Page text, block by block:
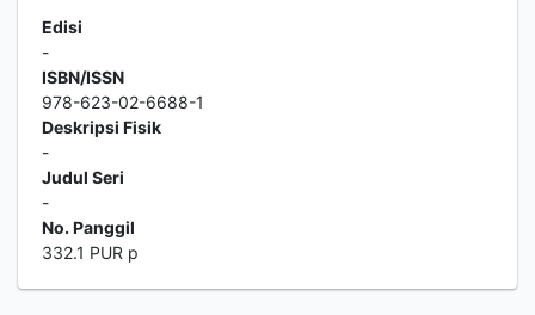
Edisi
-
ISBN/ISSN
978-623-02-6688-1
Deskripsi Fisik
-
Judul Seri
-
No. Panggil
332.1 PUR p